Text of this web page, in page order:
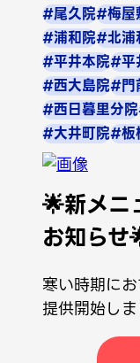
#尾久院#梅屋
#浦和院#北浦
#平井本院#平
#西大島院#門
#西日暮里分院
#大井町院#板
🌟新メニ
お知らせ
寒い時期に
提供開始し